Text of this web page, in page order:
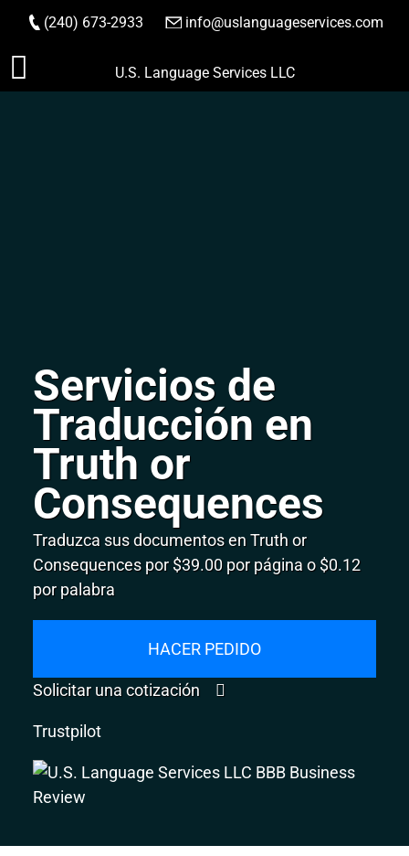
Saltar
(240) 673-2933 info@uslanguageservices.com
HACER PEDIDO
U.S. Language Services LLC
Servicios de
Traducción en
Truth or
Consequences
Traduzca sus documentos en Truth or
Consequences por $39.00 por página o $0.12
por palabra
HACER PEDIDO
Solicitar una cotización
Trustpilot